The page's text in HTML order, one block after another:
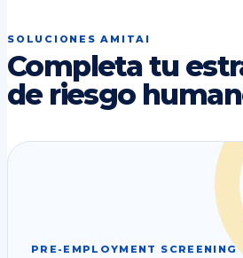
SOLUCIONES AMITAI
Completa tu
de riesgo
PRE-EMPLOYMENT SCREENING